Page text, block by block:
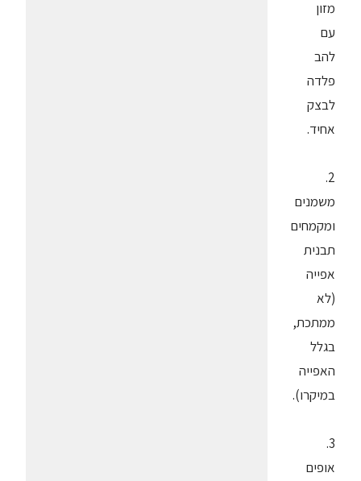
מזון
עם
להב
פלדה
לבצק
אחיד.
2.
משמנים
ומקמחים
תבנית
אפייה
(לא
ממתכת,
בגלל
האפייה
במיקרו).
3.
אופים